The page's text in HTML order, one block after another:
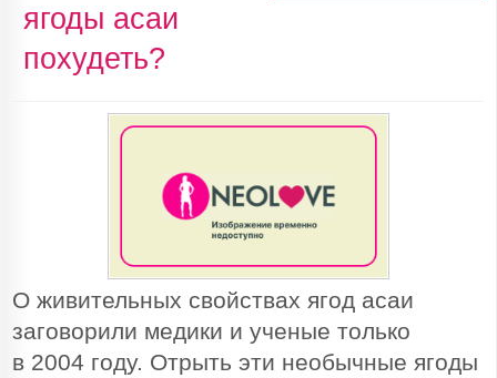
ягоды асаи
похудеть?
О живительных свойствах ягод асаи
заговорили медики и ученые только
в 2004 году. Отрыть эти необычные ягоды